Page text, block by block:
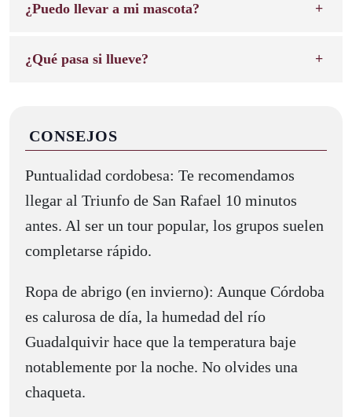
¿Puedo llevar a mi mascota?
¿Qué pasa si llueve?
CONSEJOS
Puntualidad cordobesa: Te recomendamos
llegar al Triunfo de San Rafael 10 minutos
antes. Al ser un tour popular, los grupos suelen
completarse rápido.
Ropa de abrigo (en invierno): Aunque Córdoba
es calurosa de día, la humedad del río
Guadalquivir hace que la temperatura baje
notablemente por la noche. No olvides una
chaqueta.